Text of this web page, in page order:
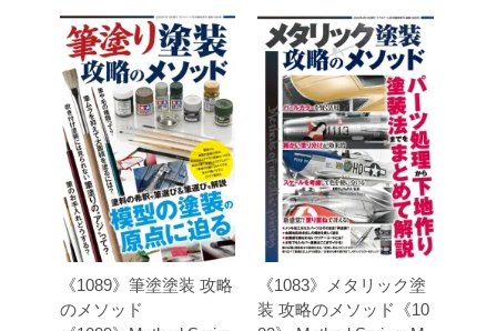
《1089》筆塗塗装 攻略
のメソッド
《1083》メタリック塗
装 攻略のメソッド《10